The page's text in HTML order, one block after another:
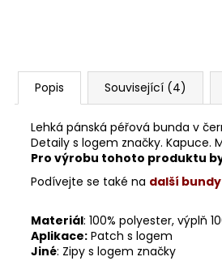
Popis Související (4)
Lehká pánská péřová bunda v
Detaily s logem značky. Kapuce.
Pro výrobu tohoto produktu
Podívejte se také na další
Materiál: 100% polyester, výplň
Aplikace: Patch s logem
Jiné: Zipy s logem značky